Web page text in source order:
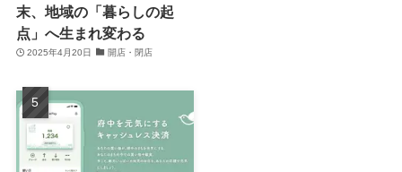
末、地域の「暮らしの起
点」へ生まれ変わる
2025年4月20日 開店・閉店